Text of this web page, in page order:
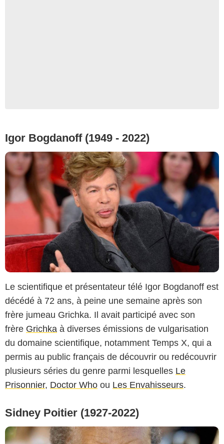
Igor Bogdanoff (1949 - 2022)
Le scientifique et présentateur télé Igor Bogdanoff est
décédé à 72 ans, à peine une semaine après son
frère jumeau Grichka. Il avait participé avec son
frère Grichka à diverses émissions de vulgarisation
du domaine scientifique, notamment Temps X, qui a
permis au public français de découvrir ou redécouvrir
plusieurs séries du genre parmi lesquelles Le
Prisonnier, Doctor Who ou Les Envahisseurs.
Sidney Poitier (1927-2022)